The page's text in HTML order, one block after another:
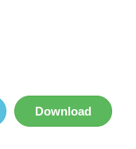
Download